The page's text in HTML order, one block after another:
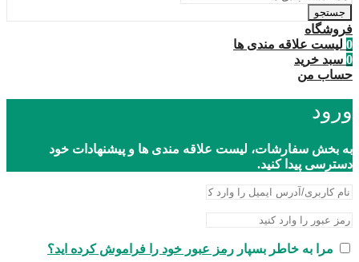
جستجو
فروشگاه
0 لیست علاقه مندی ها
0 سبد خرید
حساب من
ورود
به بخش سفارشات، لیست علاقه مندی ها و پیشنهادات خود
دسترسی پیدا کنید.
مرا به خاطر بسپار رمز عبور خود را فراموش کرده اید؟